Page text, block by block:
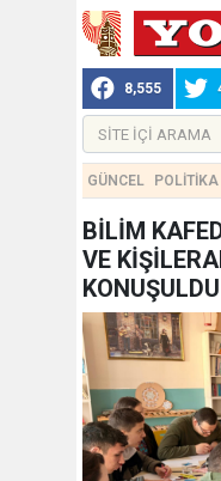
8,555
GÜNCEL POLİTİKA
BİLİM
VE
KONUŞULDU